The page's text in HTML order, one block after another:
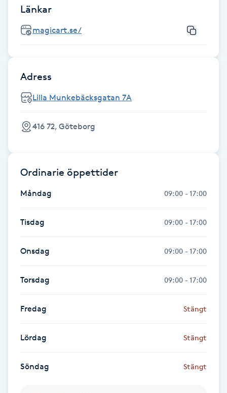
Fotsvamp
Fotvård
Fransborttagning
Fransfärgning
Fransförlängning
Fransförlängning Megavolym
Fransförlängning Volym
Fransk manikyr
Fransrengöring
Frekvensterapi
Friskvård
Friskvårdsmassage
Länkar
magicart.se/
Adress
Lilla Munkebäcksgatan 7A
416 72, Göteborg
Ordinarie öppettider
Måndag 09:00 - 17:00
Tisdag 09:00 - 17:00
Onsdag 09:00 - 17:00
Torsdag 09:00 - 17:00
Fredag Stängt
Lördag Stängt
Söndag Stängt